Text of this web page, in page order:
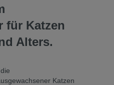
für Katzen
Alters.
Katzen